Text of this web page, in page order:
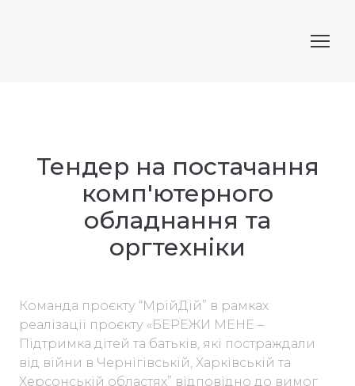
Тендер на постачання
комп'ютерного
обладнання та
оргтехніки
Команда проєкту “МрійДій” в рамках
реалізації проєкту «БЕРЕЖИ МЕНЕ –
Підтримка дітей та батьків, які постраждали
від війни в Чернігівській, Харківській та
Херсонській областях” відповідно до вимог